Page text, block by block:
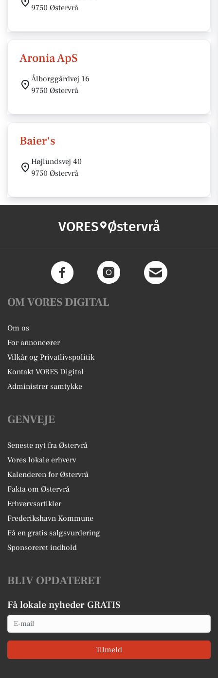
9750 Østervrå
Aronia ApS
Ålborggårdvej 16
9750 Østervrå
Baier's
Højlundsvej 40
9750 Østervrå
VORES Østervrå
OM VORES DIGITAL
Om os
For annoncører
Vilkår og Privatlivspolitik
Kontakt VORES Digital
Administrer samtykke
GENVEJE
Seneste nyt fra Østervrå
Vores lokale erhverv
Kalenderen for Østervrå
Fakta om Østervrå
Erhvervsartikler
Frederikshavn Kommune
Få en gratis salgsvurdering
Sponsoreret indhold
BLIV OPDATERET
Få lokale nyheder GRATIS
Email
Tilmeld